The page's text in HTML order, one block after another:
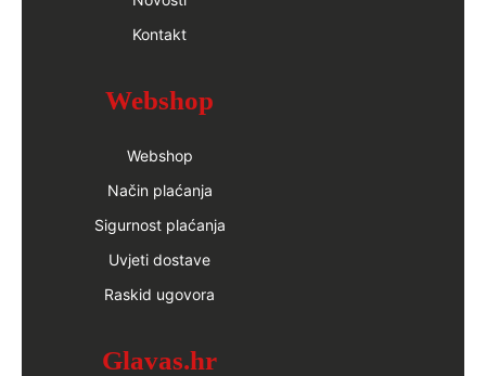
Kontakt
Webshop
Webshop
Način plaćanja
Sigurnost plaćanja
Uvjeti dostave
Raskid ugovora
Glavas.hr